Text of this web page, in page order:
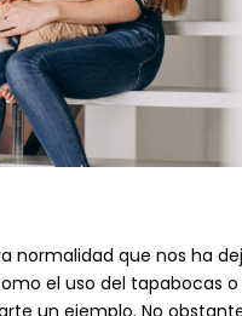
normalidad que nos ha
el uso del tapabocas